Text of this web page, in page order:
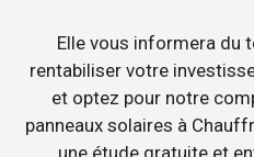
Elle vous informera du
rentabiliser votre
et optez pour notre
panneaux solaires à
une étude gratuite et